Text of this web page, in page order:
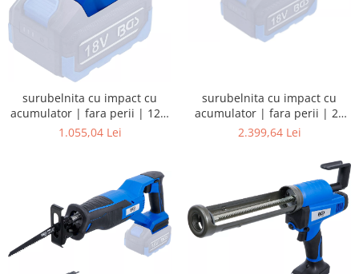
surubelnita cu impact cu
acumulator | fara perii | 12,5
mm (1/2") | 550 Nm | 18 V |
1.055,04 Lei
surubelnita cu impact cu
acumulator | fara perii | 20
mm (3/4") | 1200 Nm | 18 V |
2.399,64 Lei